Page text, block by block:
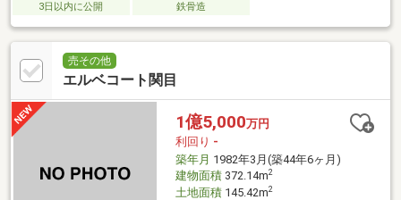
3日以内に公開 鉄骨造
売その他
エルベコート関目
1億5,000万円
利回り -
築年月 1982年3月(築44年6ヶ月)
建物面積372.14m2
土地面積145.42m2